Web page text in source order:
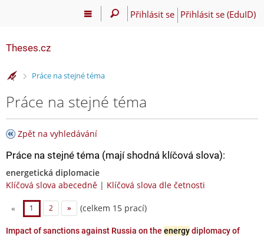
Přihlásit se Přihlásit se (EduID)
Theses.cz
>Práce na stejné téma
Práce na stejné téma
Zpět na vyhledávání
Práce na stejné téma (mají shodná klíčová slova):
energetická diplomacie
Klíčová slova abecedně | Klíčová slova dle četnosti
« 1 2 » (celkem 15 prací)
Impact of sanctions against Russia on the energydiplomacy of